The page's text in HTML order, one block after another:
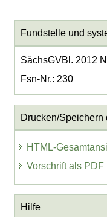
Fundstelle und
SächsGVBl. 2012
Fsn-Nr.: 230
Drucken/Speichern
HTML-
Vorschrift als PDF
Hilfe